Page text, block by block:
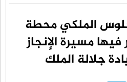
الملكي محطة
مسيرة الإنجاز
جلالة الملك